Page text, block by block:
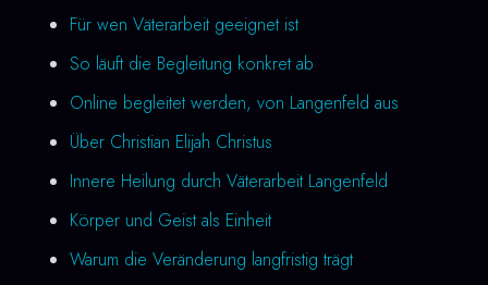
Für wen Väterarbeit geeignet ist
So läuft die Begleitung konkret ab
Online begleitet werden, von Langenfeld aus
Über Christian Elijah Christus
Innere Heilung durch Väterarbeit Langenfeld
Körper und Geist als Einheit
Warum die Veränderung langfristig trägt